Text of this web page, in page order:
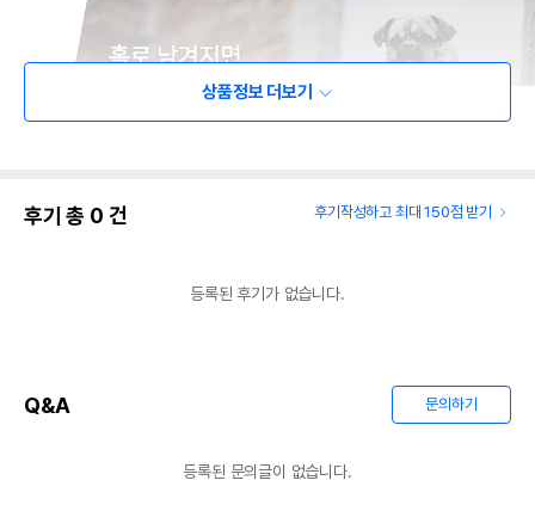
상품정보 더보기
후기 총 0 건 후기작성하고 최대 150점 받기
등록된 후기가 없습니다.
Q&A 문의하기
등록된 문의글이 없습니다.